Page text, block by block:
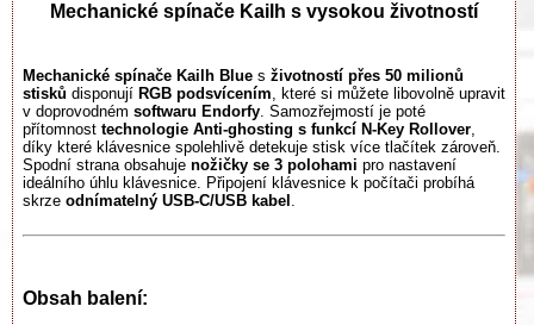
Mechanické spínače Kailh s vysokou životností
Mechanické spínače Kailh Blue s životností přes 50 milionů
stisků disponují RGB podsvícením , které si můžete libovolně upravit
v doprovodném softwaru Endorfy . Samozřejmostí je poté
přítomnost technologie Anti-ghosting s funkcí N-Key Rollover
díky které klávesnice spolehlivě detekuje stisk více tlačítek zároveň.
Spodní strana obsahuje nožičky se 3 polohami pro nastavení
ideálního úhlu klávesnice. Připojení klávesnice k počítači probíhá
skrze odnímatelný USB-C/USB kabel
Obsah balení: